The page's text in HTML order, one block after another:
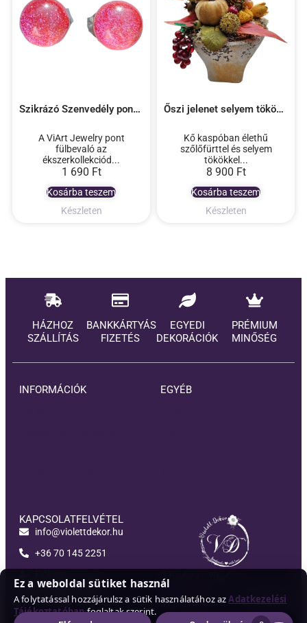
Készleten
Szikrázó Szenvedély pont füli
1 690 Ft
A ViArt Jewelry pont
fülbevaló az
ékszerkollekciód...
Kosárba teszem
Készleten
Őszi jelenet selyem tökökkel, élethű szőlőfürttel asztali dekoráció
8 900 Ft
Kő kaspóban élethű
szőlőfürttel és selyem
tökökkel...
Kosárba teszem
HÁZHOZ
SZÁLLÍTÁS
BANKKÁRTYÁS
FIZETÉS
EGYEDI
DEKORÁCIÓK
PRÉMIUM
MINŐSÉG
INFORMÁCIÓK EGYÉB
KAPCSOLATFELVÉTEL
info@violettdekor.hu
+36 70 145 2251
Violett-Dekor
Ez a weboldal sütiket használ
A folytatással hozzájárulsz a sütik használatához azAdatkezelési
Tájékoztatóbanfoglaltak szerint.